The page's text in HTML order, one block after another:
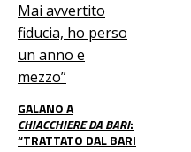
GALANO A
CHIACCHIERE DA BARI:
“TRATTATO DAL BARI